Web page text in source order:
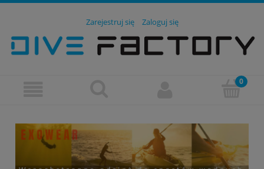
Zarejestruj się Zaloguj się